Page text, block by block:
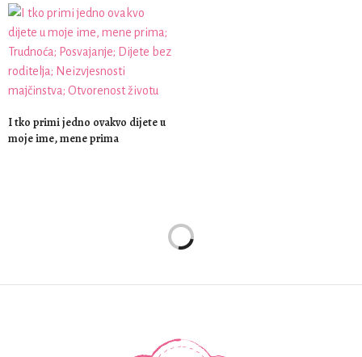
I tko primi jedno ovakvo dijete u
moje ime, mene prima